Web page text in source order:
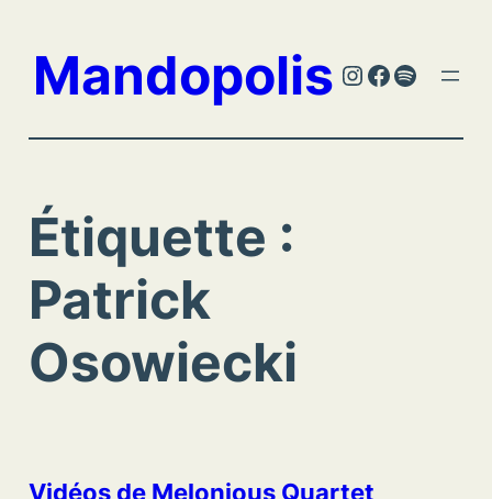
contenu
Mandopolis Instagram
Facebook
Spotify
Étiquette :
Patrick
Osowiecki
Vidéos de Melonious Quartet